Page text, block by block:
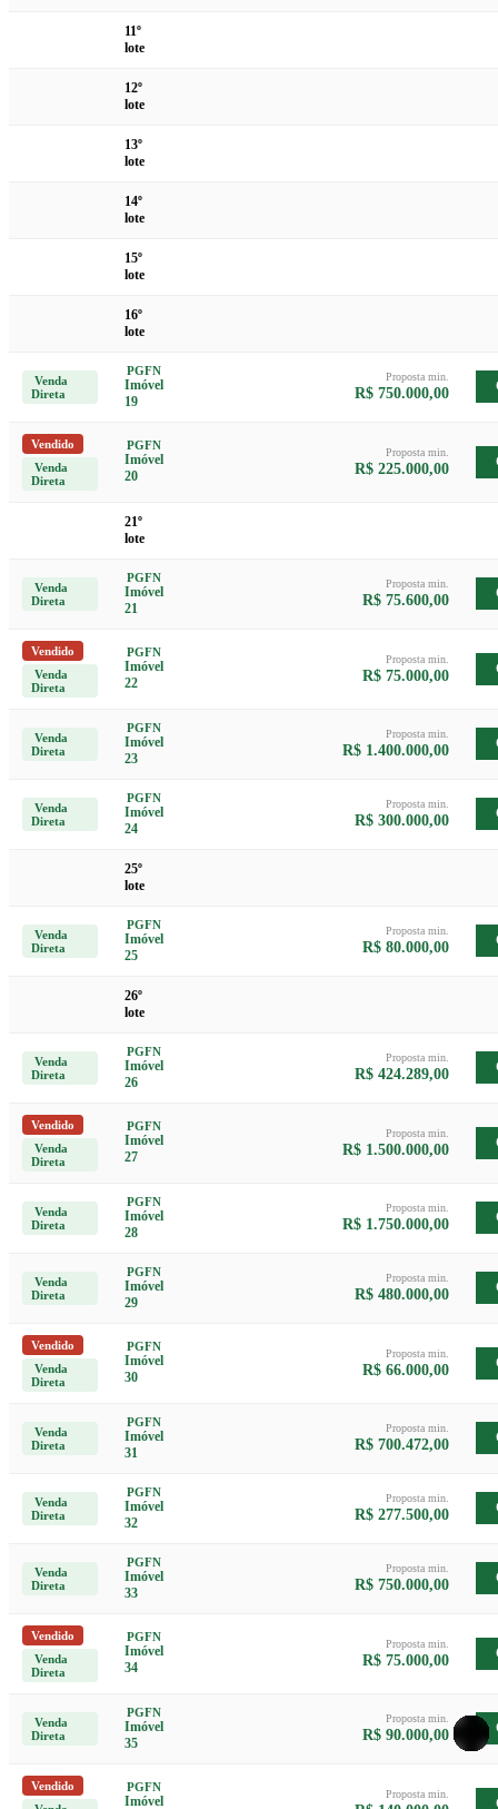
11º
lote
12º
lote
13º
lote
14º
lote
15º
lote
16º
lote
Venda
Direta
PGFN
Imóvel
19
Proposta min.
R$ 750.000,00
Vendido
Venda
Direta
PGFN
Imóvel
20
Proposta min.
R$ 225.000,00
21º
lote
Venda
Direta
PGFN
Imóvel
21
Proposta min.
R$ 75.600,00
Vendido
Venda
Direta
PGFN
Imóvel
22
Proposta min.
R$ 75.000,00
Venda
Direta
PGFN
Imóvel
23
Proposta min.
R$ 1.400.000,00
Venda
Direta
PGFN
Imóvel
24
Proposta min.
R$ 300.000,00
25º
lote
Venda
Direta
PGFN
Imóvel
25
Proposta min.
R$ 80.000,00
26º
lote
Venda
Direta
PGFN
Imóvel
26
Proposta min.
R$ 424.289,00
Vendido
Venda
Direta
PGFN
Imóvel
27
Proposta min.
R$ 1.500.000,00
Venda
Direta
PGFN
Imóvel
28
Proposta min.
R$ 1.750.000,00
Venda
Direta
PGFN
Imóvel
29
Proposta min.
R$ 480.000,00
Vendido
Venda
Direta
PGFN
Imóvel
30
Proposta min.
R$ 66.000,00
Venda
Direta
PGFN
Imóvel
31
Proposta min.
R$ 700.472,00
Venda
Direta
PGFN
Imóvel
32
Proposta min.
R$ 277.500,00
Venda
Direta
PGFN
Imóvel
33
Proposta min.
R$ 750.000,00
Vendido
Venda
Direta
PGFN
Imóvel
34
Proposta min.
R$ 75.000,00
Venda
Direta
PGFN
Imóvel
35
Proposta min.
R$ 90.000,00
Vendido
PGFN
Imóvel Proposta min.